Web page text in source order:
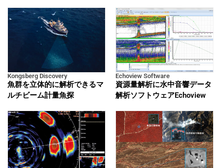
Kongsberg Discovery
魚群を立体的に解析できるマ
ルチビーム計量魚探
Echoview Software
資源量解析に水中音響データ
解析ソフトウェアEchoview